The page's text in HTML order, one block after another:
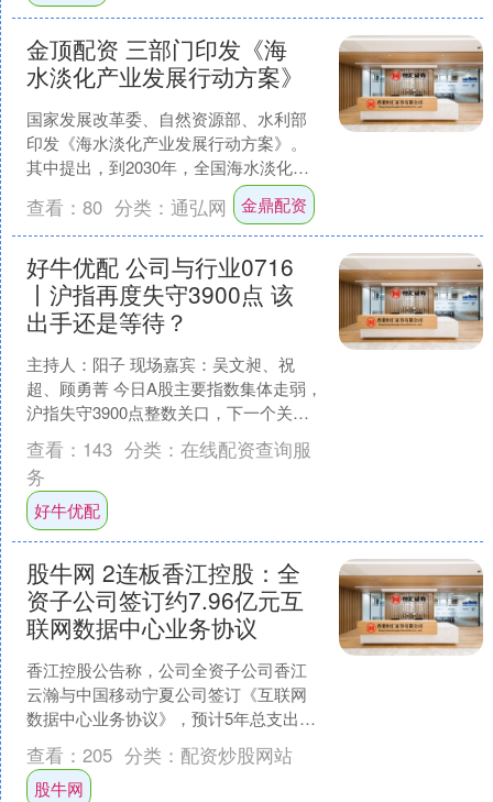
金顶配资 三部门印发《海
水淡化产业发展行动方案》
国家发展改革委、自然资源部、水利部
印发《海水淡化产业发展行动方案》。
其中提出，到2030年，全国海水淡化工
程总规模达到450万吨/日以上，新增海水
淡化工程规模1....
查看： 80 分类： 通弘网 金鼎配资
好牛优配 公司与行业0716
丨沪指再度失守3900点 该
出手还是等待？
主持人：阳子 现场嘉宾：吴文昶、祝
超、顾勇菁 今日A股主要指数集体走弱，
沪指失守3900点整数关口，下一个关键
支撑位在哪里？两融余额十连降、两市
成交缩量至2.4....
查看： 143 分类： 在线配资查询服
务
好牛优配
股牛网 2连板香江控股：全
资子公司签订约7.96亿元互
联网数据中心业务协议
香江控股公告称，公司全资子公司香江
云瀚与中国移动宁夏公司签订《互联网
数据中心业务协议》，预计5年总支出约
7.96亿元。协议内容包括主机托管、网络
接入及增值服务等....
查看： 205 分类： 配资炒股网站
股牛网